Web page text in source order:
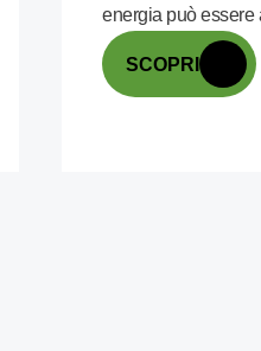
energia può essere
SCOPRI